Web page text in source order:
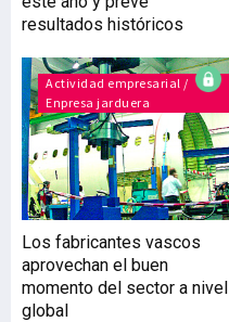
resultados históricos
Actividad empresarial /
Enpresa jarduera
Los fabricantes vascos
aprovechan el buen
momento del sector a nivel
global